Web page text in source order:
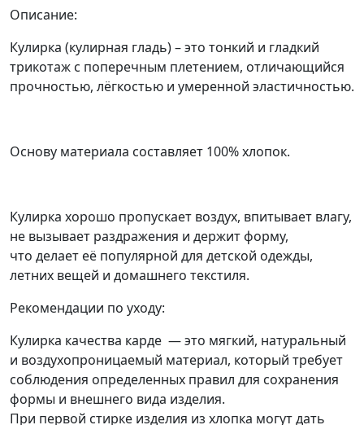
Описание:
Кулирка (кулирная гладь) – это тонкий и гладкий
трикотаж с поперечным плетением, отличающийся
прочностью, лёгкостью и умеренной эластичностью.
Основу материала составляет 100% хлопок.
Кулирка хорошо пропускает воздух, впитывает влагу,
не вызывает раздражения и держит форму,
что делает её популярной для детской одежды,
летних вещей и домашнего текстиля.
Рекомендации по уходу:
Кулирка качества карде — это мягкий, натуральный
и воздухопроницаемый материал, который требует
соблюдения определенных правил для сохранения
формы и внешнего вида изделия.
При первой стирке изделия из хлопка могут дать